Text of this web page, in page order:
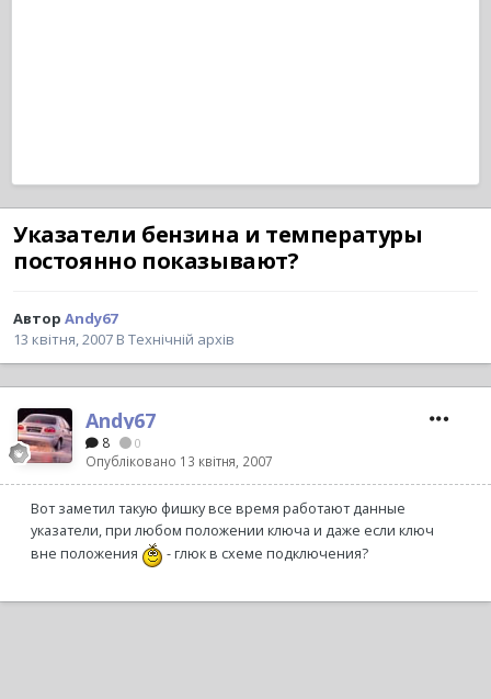
Указатели бензина и температуры
постоянно показывают?
Автор Andy67
13 квітня, 2007 В Технічній архів
Andy67
8 0
Опубліковано 13 квітня, 2007
Вот заметил такую фишку все время работают данные
указатели, при любом положении ключа и даже если ключ
вне положения
- глюк в схеме подключения?